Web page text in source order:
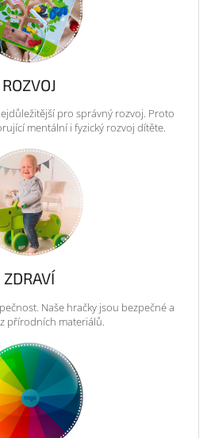
ROZVOJ
pro správný rozvoj. Proto
mentální i fyzický rozvoj dítěte.
ZDRAVÍ
Naše hračky jsou bezpečné a
přírodních materiálů.